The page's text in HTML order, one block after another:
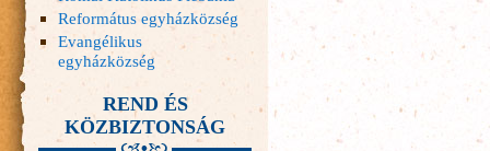
Református egyházközség
Evangélikus
egyházközség
REND ÉS
KÖZBIZTONSÁG